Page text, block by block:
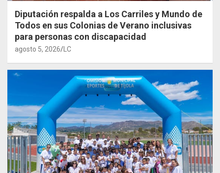
Diputación respalda a Los Carriles y Mundo de
Todos en sus Colonias de Verano inclusivas
para personas con discapacidad
agosto 5, 2026 LC